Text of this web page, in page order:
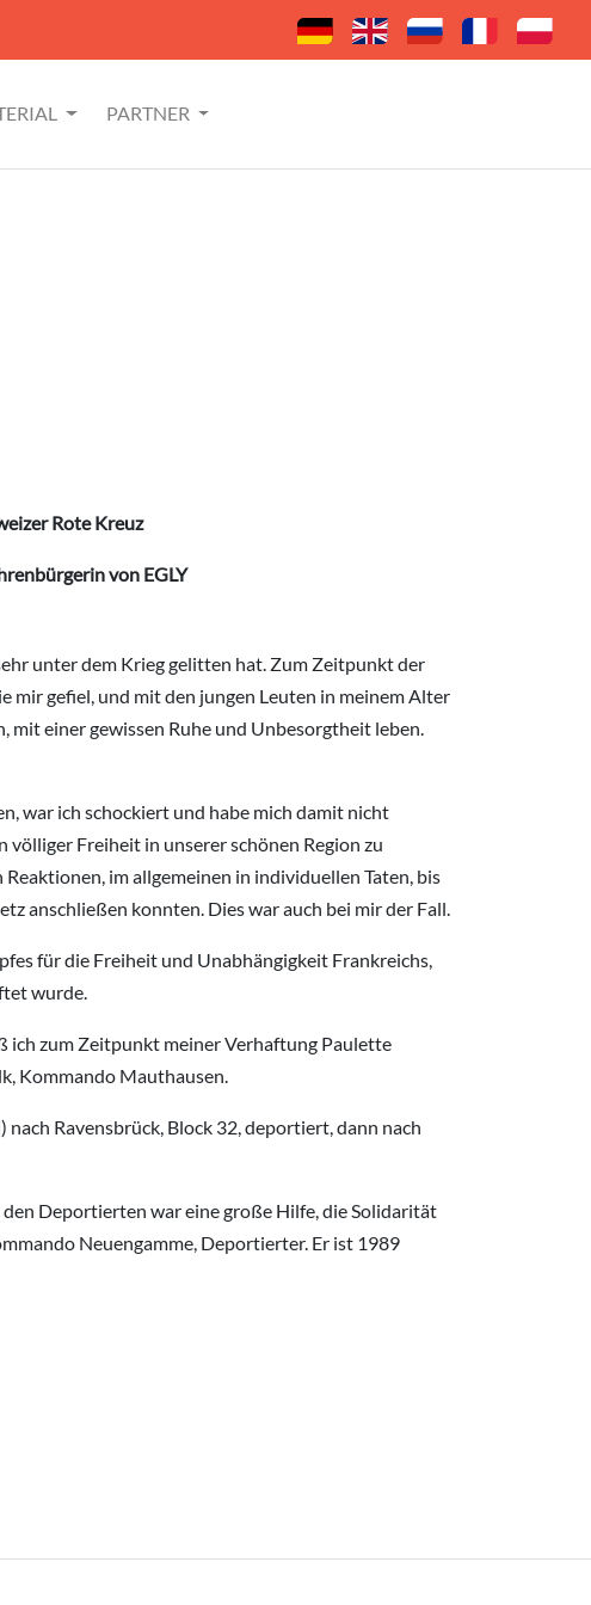
PARTNER
Rote Kreuz
von EGLY
unter dem Krieg gelitten hat. Zum Zeitpunkt der
mir gefiel, und mit den jungen Leuten in meinem Alter
mit einer gewissen Ruhe und Unbesorgtheit leben.
war ich schockiert und habe mich damit nicht
Freiheit in unserer schönen Region zu
im allgemeinen in individuellen Taten, bis
anschließen konnten. Dies war auch bei mir der Fall.
für die Freiheit und Unabhängigkeit Frankreichs,
wurde.
ich zum Zeitpunkt meiner Verhaftung Paulette
Kommando Mauthausen.
Ravensbrück, Block 32, deportiert, dann nach
den Deportierten war eine große Hilfe, die Solidarität
Neuengamme, Deportierter. Er ist 1989